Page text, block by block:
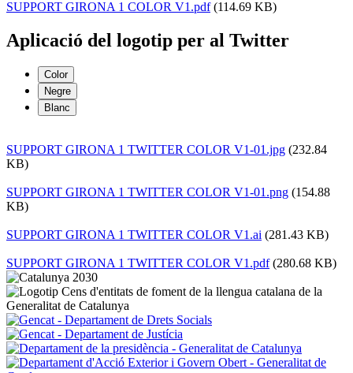
SUPPORT GIRONA 1 COLOR V1.pdf (114.69 KB)
Aplicació del logotip per al Twitter
Color
Negre
Blanc
SUPPORT GIRONA 1 TWITTER COLOR V1-01.jpg (232.84
KB)
SUPPORT GIRONA 1 TWITTER COLOR V1-01.png (154.88
KB)
SUPPORT GIRONA 1 TWITTER COLOR V1.ai (281.43 KB)
SUPPORT GIRONA 1 TWITTER COLOR V1.pdf (280.68 KB)